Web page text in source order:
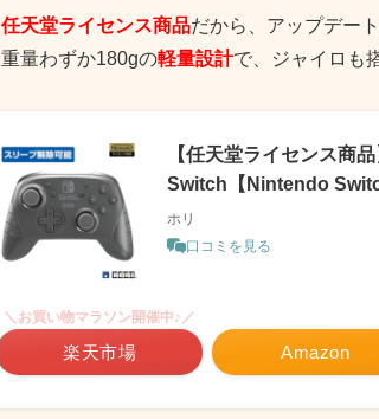
任天堂ライセンス商品だから、アップデー
重量わずか180gの軽量設計で、ジャイロも
【任天堂ライセンス商
Switch【Nintendo
ホリ
口コミを見る
Amazon
＼お買い物マラソン開催中♪／
楽天市場